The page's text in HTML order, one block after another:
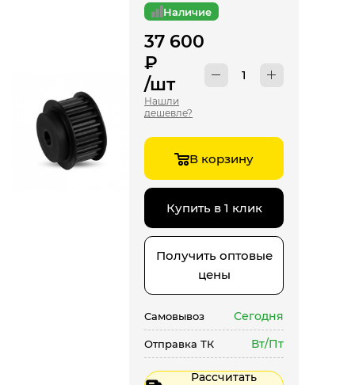
Наличие
37 600
₽
/шт
Нашли
дешевле?
В корзину
Купить в 1 клик
Получить оптовые
цены
Самовывоз Сегодня
Отправка ТК Вт/Пт
Рассчитать